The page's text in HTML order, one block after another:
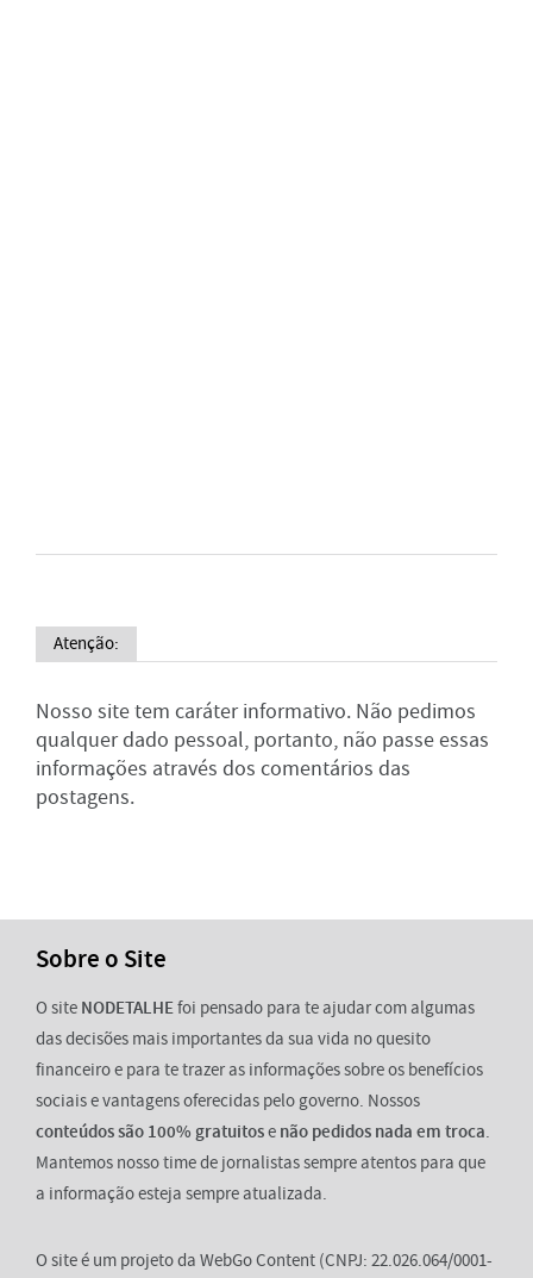
Atenção:
Nosso site tem caráter informativo. Não pedimos
qualquer dado pessoal, portanto, não passe essas
informações através dos comentários das
postagens.
Sobre o Site
O site NODETALHEfoi pensado para te ajudar com algumas
das decisões mais importantes da sua vida no quesito
financeiro e para te trazer as informações sobre os benefícios
sociais e vantagens oferecidas pelo governo. Nossos
conteúdos são 100% gratuitose não pedidos nada em troca.
Mantemos nosso time de jornalistas sempre atentos para que
a informação esteja sempre atualizada.
O site é um projeto da WebGo Content (CNPJ: 22.026.064/0001-